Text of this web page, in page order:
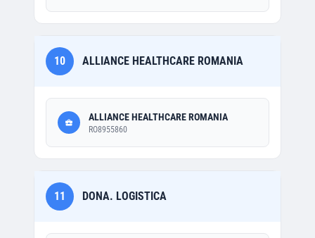
10 ALLIANCE HEALTHCARE ROMANIA
ALLIANCE HEALTHCARE ROMANIA
RO8955860
11 DONA. LOGISTICA